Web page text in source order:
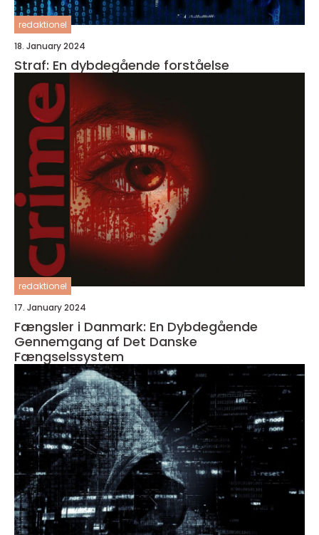
redaktionel
18. January 2024
Straf: En dybdegående forståelse
redaktionel
17. January 2024
Fængsler i Danmark: En Dybdegående
Gennemgang af Det Danske
Fængselssystem